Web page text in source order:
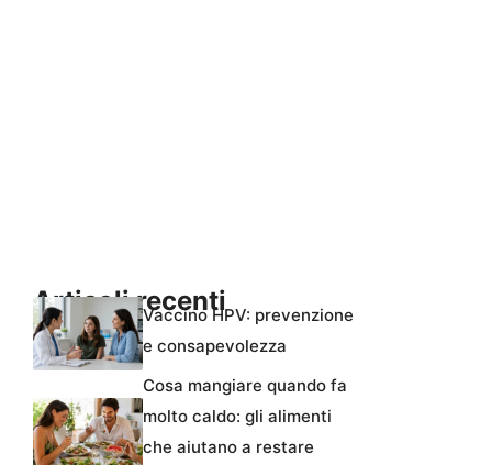
Articoli recentiVaccino HPV: prevenzione
e consapevolezza
Cosa mangiare quando fa
molto caldo: gli alimenti
che aiutano a restare